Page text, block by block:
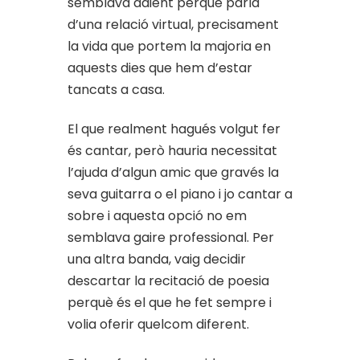
d’una relació virtual, precisament
la vida que portem la majoria en
aquests dies que hem d’estar
tancats a casa.
El que realment hagués volgut fer
és cantar, però hauria necessitat
l’ajuda d’algun amic que gravés la
seva guitarra o el piano i jo cantar a
sobre i aquesta opció no em
semblava gaire professional. Per
una altra banda, vaig decidir
descartar la recitació de poesia
perquè és el que he fet sempre i
volia oferir quelcom diferent.